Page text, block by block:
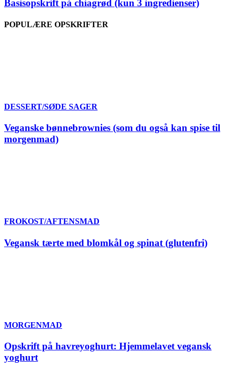
Basisopskrift på chiagrød (kun 3 ingredienser)
POPULÆRE OPSKRIFTER
DESSERT/SØDE SAGER
Veganske bønnebrownies (som du også kan spise til
morgenmad)
FROKOST/AFTENSMAD
Vegansk tærte med blomkål og spinat (glutenfri)
MORGENMAD
Opskrift på havreyoghurt: Hjemmelavet vegansk
yoghurt